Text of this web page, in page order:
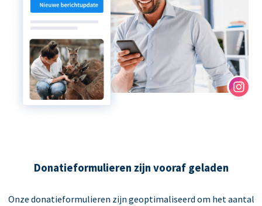
Donatieformulieren zijn vooraf geladen
Onze donatieformulieren zijn geoptimaliseerd om het aantal